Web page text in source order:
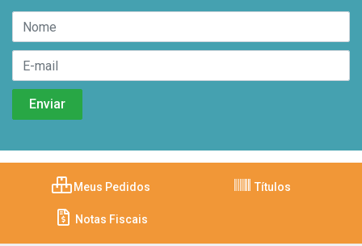
Meus Pedidos Títulos
Notas Fiscais